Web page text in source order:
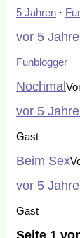
5 Jahren ·
vor 5
Funblogger
Nochmal
vor 5
Gast
Beim Sex
vor 5
Gast
Seite 1